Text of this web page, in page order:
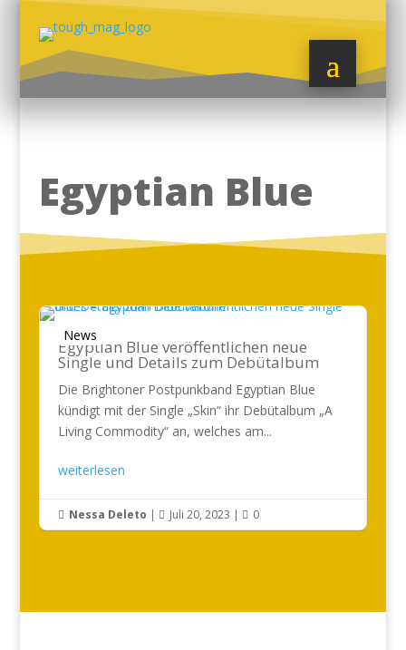
Egyptian Blue
News
Egyptian Blue veröffentlichen neue
Single und Details zum Debütalbum
Die Brightoner Postpunkband Egyptian Blue
kündigt mit der Single „Skin“ ihr Debütalbum „A
Living Commodity“ an, welches am...
weiterlesen
 Nessa Deleto |  Juli 20, 2023 |  0